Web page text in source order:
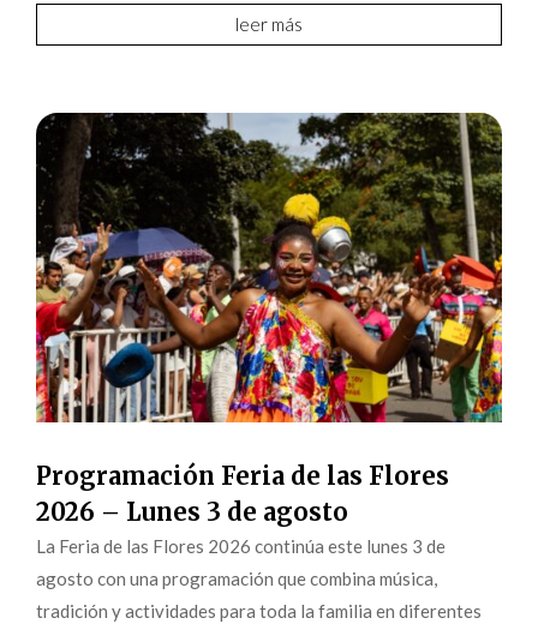
leer más
Programación Feria de las Flores
2026 – Lunes 3 de agosto
La Feria de las Flores 2026 continúa este lunes 3 de
agosto con una programación que combina música,
tradición y actividades para toda la familia en diferentes